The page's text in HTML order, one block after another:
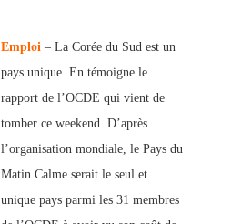
Emploi – La Corée du Sud est un
pays unique. En témoigne le
rapport de l’OCDE qui vient de
tomber ce weekend. D’après
l’organisation mondiale, le Pays du
Matin Calme serait le seul et
unique pays parmi les 31 membres